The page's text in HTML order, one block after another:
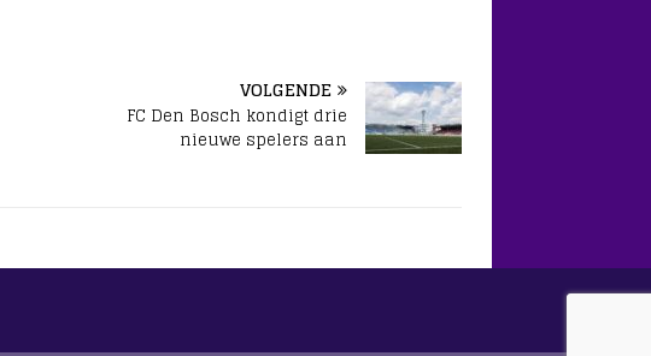
VOLGENDE
FC Den Bosch kondigt drie
nieuwe spelers aan